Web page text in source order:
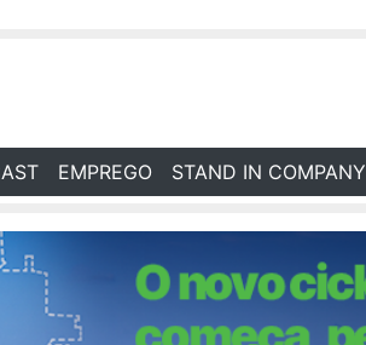
EMPREGO STAND IN COMPANY